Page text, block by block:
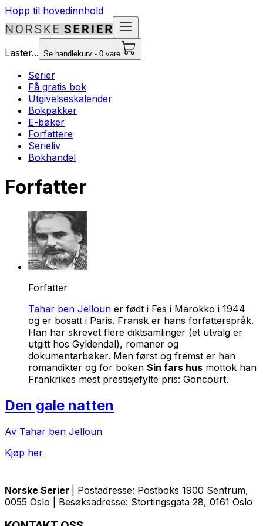
Hopp til hovedinnhold
Laster... Se handlekurv - 0 vare
Serier
Få gratis bok
Utgivelseskalender
Bokpakker
E-bøker
Forfattere
Serieliv
Bokhandel
Forfatter
Forfatter
Tahar ben Jelloun er født i Fes i Marokko i 1944
og er bosatt i Paris. Fransk er hans forfatterspråk.
Han har skrevet flere diktsamlinger (et utvalg er
utgitt hos Gyldendal), romaner og
dokumentarbøker. Men først og fremst er han
romandikter og for boken Sin fars hus mottok han
Frankrikes mest prestisjefylte pris: Goncourt.
Den gale natten
Av Tahar ben Jelloun
Kjøp her
Norske Serier
| Postadresse: Postboks 1900 Sentrum,
0055 Oslo | Besøksadresse: Stortingsgata 28, 0161 Oslo